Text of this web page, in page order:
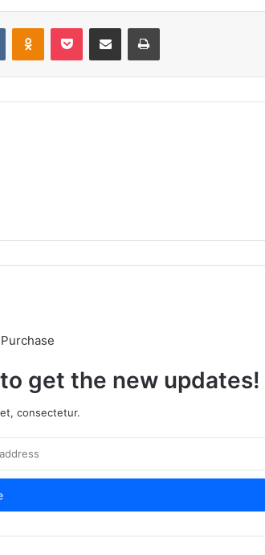
VKontakteOdnoklassniki
Pocket Share via Email Print
get the new updates!
consectetur.